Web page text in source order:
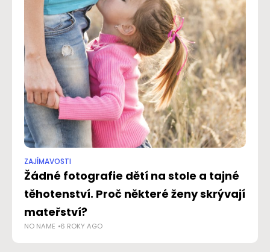
ZAJÍMAVOSTI
Žádné fotografie dětí na stole a tajné
těhotenství. Proč některé ženy skrývají
mateřství?
NO NAME 6 ROKY AGO